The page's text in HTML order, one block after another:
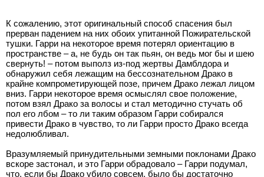
К сожалению, этот оригинальный способ спасения был
прерван падением на них обоих упитанной Пожирательской
тушки. Гарри на некоторое время потерял ориентацию в
пространстве – а, не будь он так пьян, он ведь мог бы и шею
свернуть! – потом выполз из-под жертвы Дамблдора и
обнаружил себя лежащим на бессознательном Драко в
крайне компрометирующей позе, причем Драко лежал лицом
вниз. Гарри некоторое время осмыслял свое положение,
потом взял Драко за волосы и стал методично стучать об
пол его лбом – то ли таким образом Гарри собирался
привести Драко в чувство, то ли Гарри просто Драко всегда
недолюбливал.
Вразумляемый принудительными земными поклонами Драко
вскоре застонал, и это Гарри обрадовало – Гарри подумал,
что, если бы Драко убило совсем, было бы достаточно